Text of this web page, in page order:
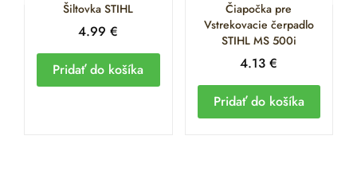
Šiltovka STIHL
4.99€
Pridať do košíka
Čiapočka pre
Vstrekovacie čerpadlo
STIHL MS 500i
4.13€
Pridať do košíka